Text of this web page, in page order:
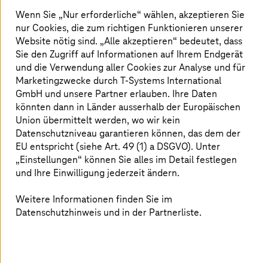
stellen wir sicher, dass Ihr Traffic Ihr
Netzwerk steuert und nicht umgekehrt.
Cisco &T-Systems: das Beste beider
Welten
Wenn Sie „Nur erforderliche“ wählen, akzeptieren Sie
nur Cookies, die zum richtigen Funktionieren unserer
Website nötig sind. „Alle akzeptieren“ bedeutet, dass
Sie den Zugriff auf Informationen auf Ihrem Endgerät
und die Verwendung aller Cookies zur Analyse und für
Marketingzwecke durchT-Systems International
GmbH und unsere Partner erlauben. Ihre Daten
könnten dann in Länder ausserhalb der Europäischen
Union übermittelt werden, wo wir kein
Datenschutzniveau garantieren können, das dem der
EU entspricht (siehe Art. 49 (1) a DSGVO). Unter
„Einstellungen“ können Sie alles im Detail festlegen
und Ihre Einwilligung jederzeit ändern.
Weitere Informationen finden Sie im
Datenschutzhinweis und in der Partnerliste.